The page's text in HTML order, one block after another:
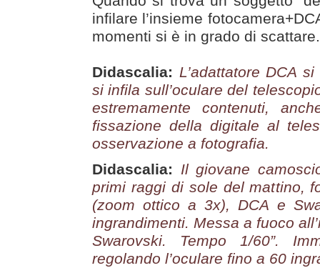
infilare l’insieme
momenti si è in grado di scattare.
Didascalia: L’adattatore DCA
si infila sull’oculare del
estremamente contenuti,
fissazione della digitale al
osservazione a fotografia.
Didascalia: Il giovane
primi raggi di sole del mattino,
(zoom ottico a 3x), DCA e
ingrandimenti. Messa a fuoco
Swarovski. Tempo 1/60”.
regolando l’oculare fino a 60